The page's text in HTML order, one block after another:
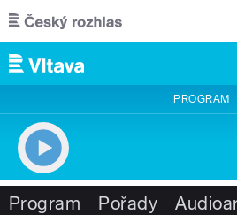
Přejít k hlavnímu obsahu
PROGRAM
Program Pořady